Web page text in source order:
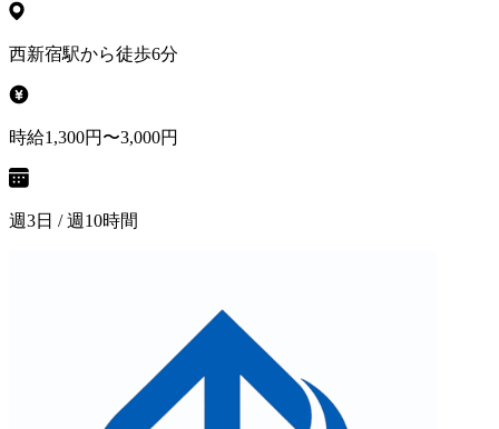
西新宿駅から徒歩6分
時給1,300円〜3,000円
週3日 / 週10時間